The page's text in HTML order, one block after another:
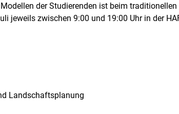
der Studierenden ist beim traditionellen
jeweils zwischen 9:00 und 19:00 Uhr in der
Landschaftsplanung